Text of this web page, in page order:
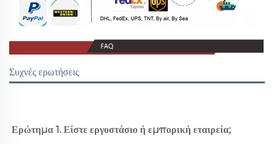
Συχνές ερωτήσεις
Ερώτημα 1. Είστε εργοστάσιο ή εμπορική εταιρεία;